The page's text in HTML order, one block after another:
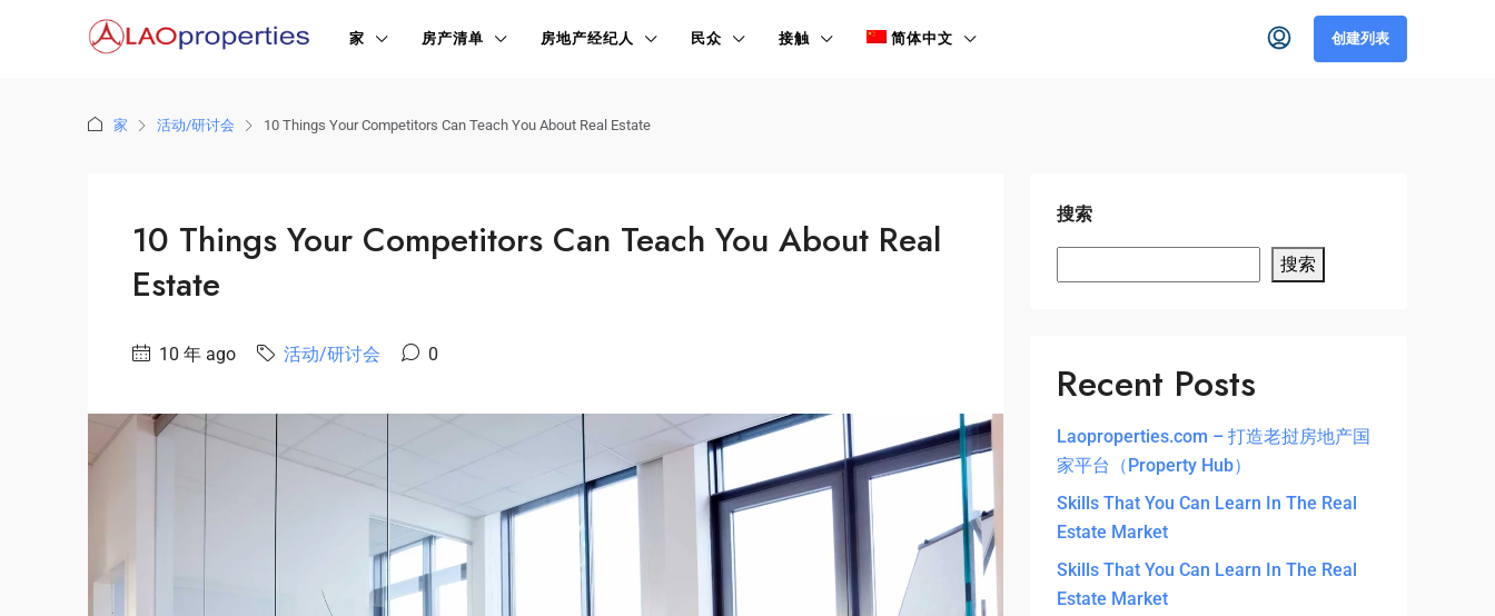
家 房产清单 房地产经纪人 民众 接触 简体中文 创建列表
家 活动/研讨会 10 Things Your Competitors Can Teach You About Real Estate
10 Things Your Competitors Can Teach You About Real
Estate
10 年 ago 活动/研讨会 0
搜索
搜索
Recent Posts
Laoproperties.com – 打造老挝房地产国
家平台（Property Hub）
Skills That You Can Learn In The Real
Estate Market
Skills That You Can Learn In The Real
Estate Market